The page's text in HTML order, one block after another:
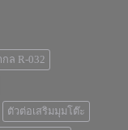
ล R-032
ตัวต่อเสริมมุมโต๊ะ